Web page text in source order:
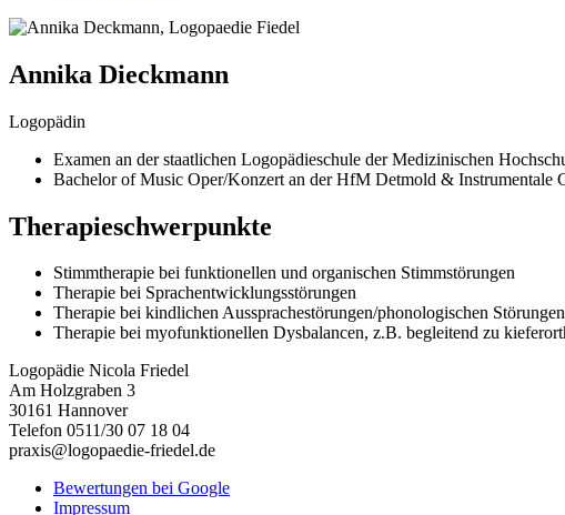
Annika Dieckmann
Logopädin
Examen an der staatlichen Logopädieschule der Medizinischen
Bachelor of Music Oper/Konzert an der HfM Detmold & Instrumentale
Therapieschwerpunkte
Stimmtherapie bei funktionellen und organischen Stimmstörungen
Therapie bei Sprachentwicklungsstörungen
Therapie bei kindlichen Aussprachestörungen/phonologischen Störungen
Therapie bei myofunktionellen Dysbalancen, z.B. begleitend zu
Logopädie Nicola Friedel
Am Holzgraben 3
30161 Hannover
Telefon 0511/30 07 18 04
praxis@logopaedie-friedel.de
Bewertungen bei Google
Impressum